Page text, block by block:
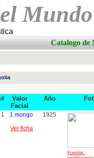
Mundo
Catalogo de
Valor
Facial
Año
1
1 mongo
Ver ficha
1925
Fuente: